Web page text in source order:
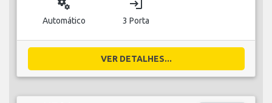
miscellaneous_services
Automático
login
3 Porta
VER DETALHES...